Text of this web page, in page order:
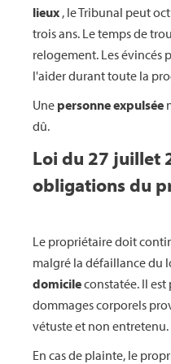
lieux , le Tribunal peut
trois ans. Le temps de
relogement. Les évincés
l'aider durant toute la
Une personne expulsée
dû.
Loi du 27 juillet
obligations du
Le propriétaire doit
malgré la défaillance du
domicileconstatée. Il
dommages corporels
vétuste et non entretenu.
En cas de plainte, le